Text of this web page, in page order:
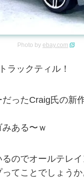
Photo by ebay.com
ラックティル！
ったCraig氏の新
ある〜ｗ
のでオールテレ
てことでしょうか